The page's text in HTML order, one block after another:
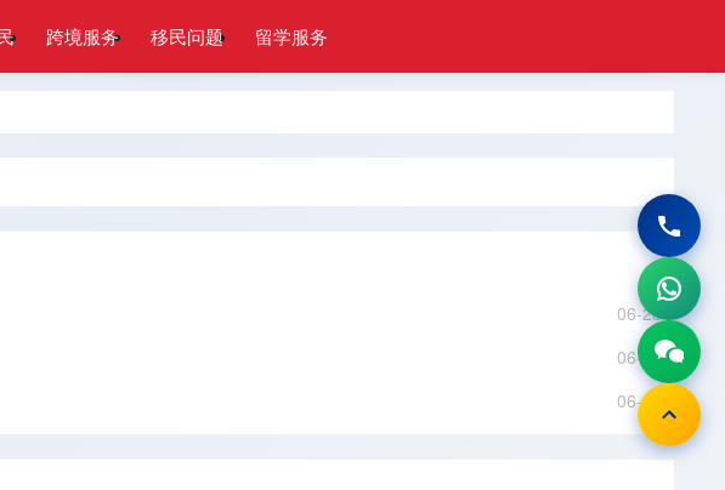
跨境服务 移民问题 留学服务
06-23
06-23
06-23